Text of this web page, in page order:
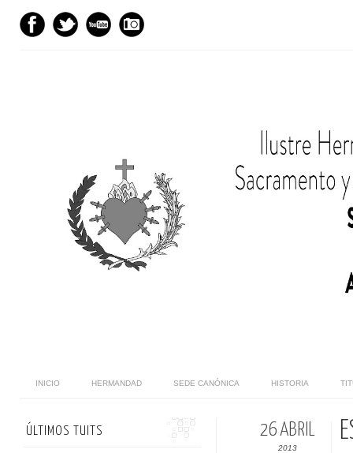
INICIO HERMANDAD SEDE CANÓNICA HISTORIA
26 ABRIL
2013
ÚLTIMOS TUITS